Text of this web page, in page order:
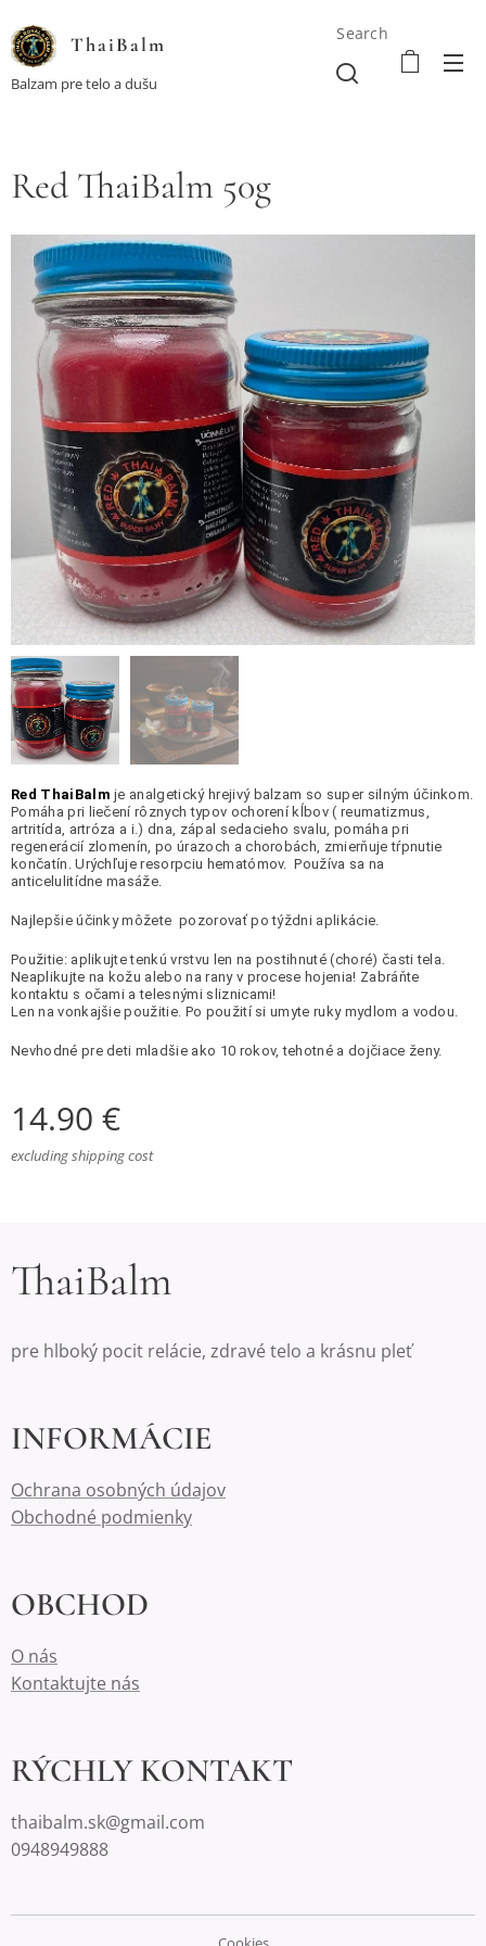
ThaiBalm
Balzam pre telo a dušu
Search
Red ThaiBalm 50g
Red ThaiBalm je analgetický hrejivý balzam so super silným účinkom.
Pomáha pri liečení rôznych typov ochorení kĺbov ( reumatizmus,
artritída, artróza a i.) dna, zápal sedacieho svalu, pomáha pri
regenerácií zlomenín, po úrazoch a chorobách, zmierňuje tŕpnutie
končatín. Urýchľuje resorpciu hematómov. Používa sa na
anticelulitídne masáže.
Najlepšie účinky môžete pozorovať po týždni aplikácie.
Použitie: aplikujte tenkú vrstvu len na postihnuté (choré) časti tela.
Neaplikujte na kožu alebo na rany v procese hojenia! Zabráňte
kontaktu s očami a telesnými sliznicami!
Len na vonkajšie použitie. Po použití si umyte ruky mydlom a vodou.
Nevhodné pre deti mladšie ako 10 rokov, tehotné a dojčiace ženy.
14.90 €
excluding shipping cost
ThaiBalm
pre hlboký pocit relácie, zdravé telo a krásnu pleť
INFORMÁCIE
Ochrana osobných údajov
Obchodné podmienky
OBCHOD
O nás
Kontaktujte nás
RÝCHLY KONTAKT
thaibalm.sk@gmail.com
0948949888